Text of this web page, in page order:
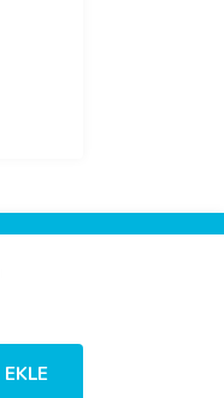
EKLE